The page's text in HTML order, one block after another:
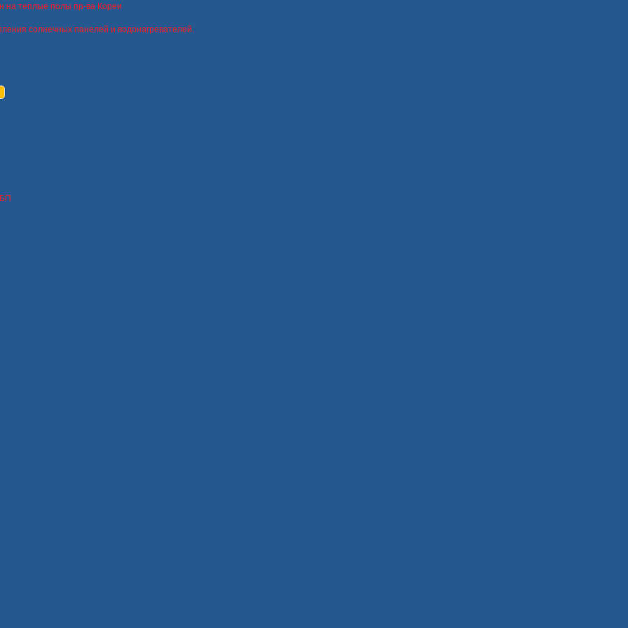
на теплые полы пр-ва Кореи
солнечных панелей и водонагревателей.